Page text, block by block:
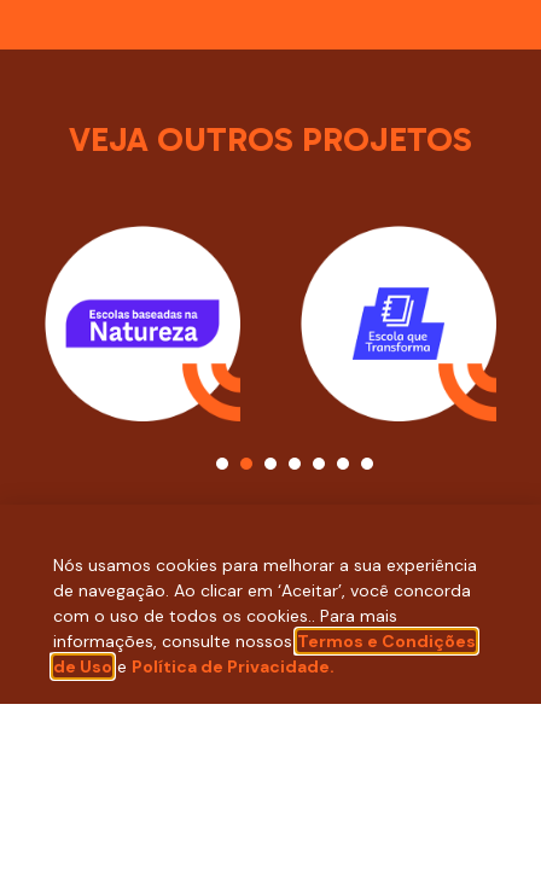
VEJA OUTROS PROJETOS
ACOMPANHE NOSSAS REDES
SOCIAIS:
Nós usamos cookies para melhorar a sua experiência
de navegação. Ao clicar em ‘Aceitar’, você concorda
com o uso de todos os cookies.. Para mais
informações, consulte nossos Termos e Condições
de Uso e Política de Privacidade.